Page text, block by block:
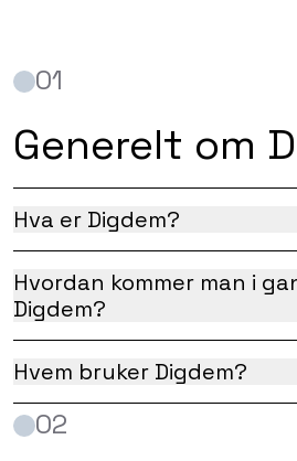
01
Generelt om
Hva er Digdem?
Hvordan kommer man i
Digdem?
Hvem bruker Digdem?
02